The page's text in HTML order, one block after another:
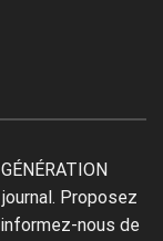
Proposez
nous de